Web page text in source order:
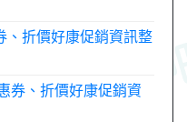
、折價好康促銷資訊整
券、折價好康促銷資